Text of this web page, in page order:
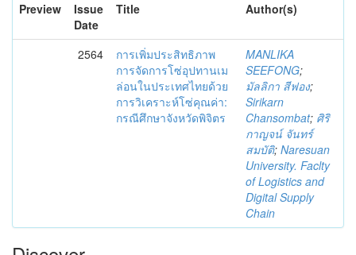
Preview
Issue
Date
Title Author(s)
2564
การเพิ่มประสิทธิภาพ
การจัดการโซ่อุปทานเม
ล่อนในประเทศไทยด้วย
การวิเคราะห์โซ่คุณค่า:
กรณีศึกษาจังหวัดพิจิตร
MANLIKA
SEEFONG;
มัลลิกา สีฟอง;
Sirikarn
Chansombat; ศิริ
กาญจน์ จันทร์
สมบัติ; Naresuan
University. Faclty
of Logistics and
Digital Supply
Chain